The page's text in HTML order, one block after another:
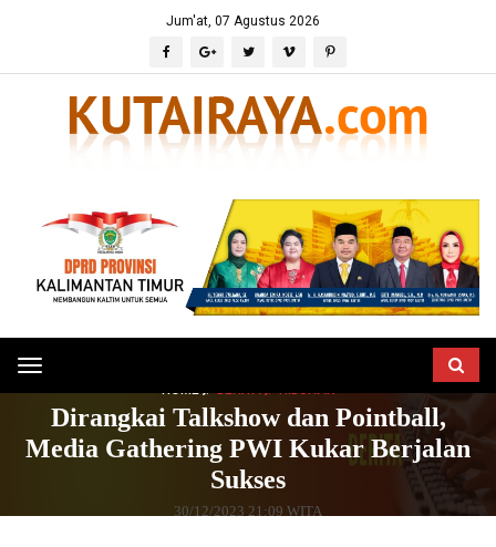
Jum'at, 07 Agustus 2026
Toggle
navigation
Dirangkai Talkshow dan Pointball,
Media Gathering PWI Kukar Berjalan
Sukses
30/12/2023 21:09 WITA